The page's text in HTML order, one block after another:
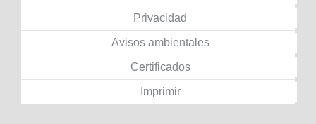
Privacidad
Avisos ambientales
Certificados
Imprimir